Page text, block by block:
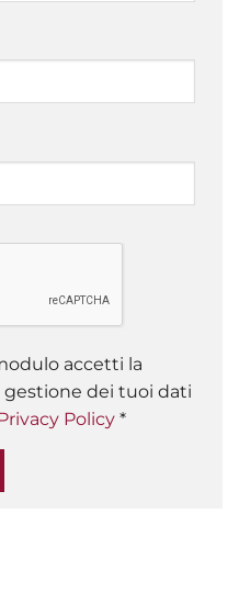
accetti la
gestione dei tuoi dati
Policy *